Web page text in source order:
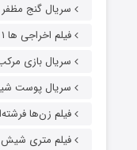
سریال گنج مظفر
فیلم اخراجی ها ۱
سریال بازی
سریال پوست
فیلم زن‌ها
فیلم متری شیش